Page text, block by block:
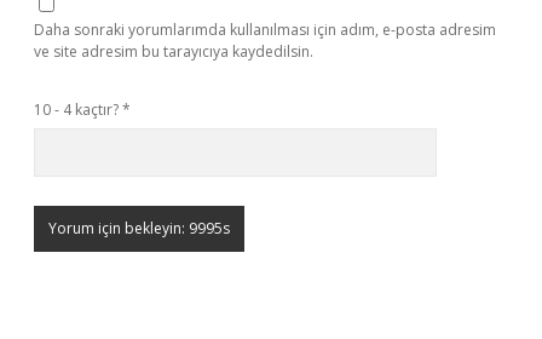
Daha sonraki yorumlarımda kullanılması için adım, e-posta adresim
ve site adresim bu tarayıcıya kaydedilsin.
10 - 4 kaçtır?*